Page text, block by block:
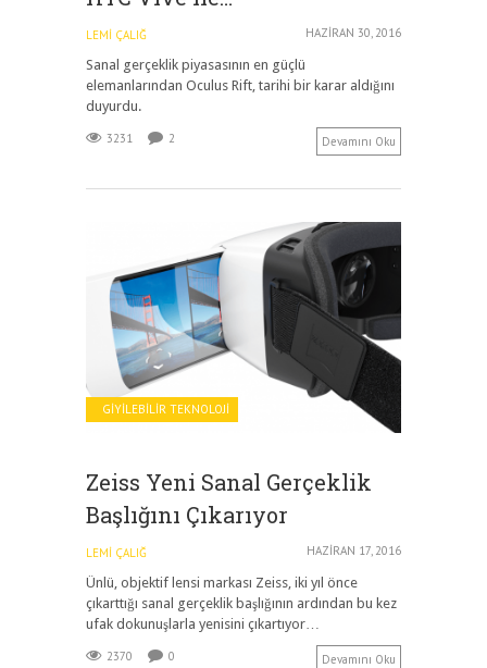
LEMI ÇALIĞ HAZIRAN 30, 2016
Sanal gerçeklik piyasasının en güçlü
elemanlarından Oculus Rift, tarihi bir karar aldığını
duyurdu.
3231 2 Devamını Oku
GIYILEBILIR TEKNOLOJI
Zeiss Yeni Sanal Gerçeklik
Başlığını Çıkarıyor
LEMI ÇALIĞ HAZIRAN 17, 2016
Ünlü, objektif lensi markası Zeiss, iki yıl önce
çıkarttığı sanal gerçeklik başlığının ardından bu kez
ufak dokunuşlarla yenisini çıkartıyor…
2370 0 Devamını Oku